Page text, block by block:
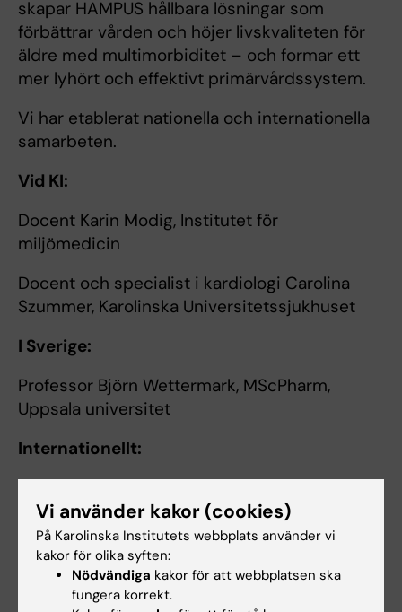
skapar HAMPUS hållbara lösningar som
förbättrar vården och höjer livskvaliteten för
äldre med multimorbiditet – och formar ett
mer lyhört och effektivt primärvårdssystem.
Vi har etablerat nationella och internationella
samarbeten.
Vid KI:
Docent Karin Modig, Institutet för
miljömedicin
Docent och specialist i kardiologi Carolina
Szummer, Karolinska Universitetssjukhuset
I Sverige:
Professor Björn Wettermark, MScPharm,
Uppsala universitet
Internationellt:
Professor Stewart Mercer, båda allmänläkare,
University of Edinburgh
Danmark:Professor Jens Søndergaard,
allmänläkare och klinisk farmakolog, Syddansk
Vi använder kakor (cookies)
På Karolinska Institutets webbplats använder vi
kakor för olika syften:
Nödvändiga kakor för att webbplatsen ska
fungera korrekt.